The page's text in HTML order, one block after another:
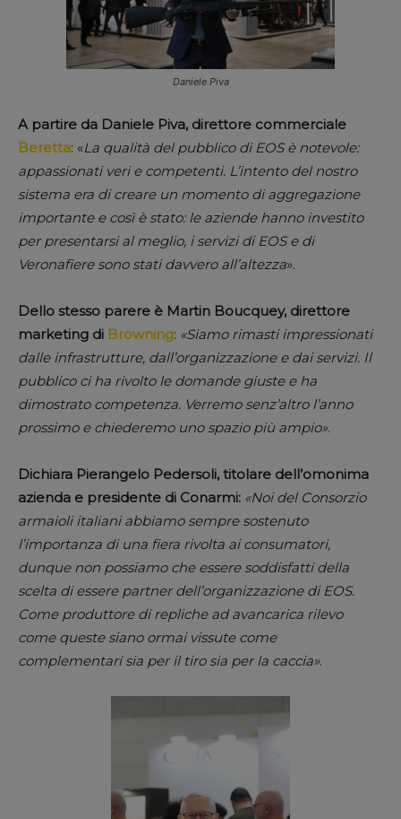
Daniele Piva
A partire da Daniele Piva, direttore commerciale
Beretta: «La qualità del pubblico di EOS è notevole:
appassionati veri e competenti. L’intento del nostro
sistema era di creare un momento di aggregazione
importante e così è stato: le aziende hanno investito
per presentarsi al meglio, i servizi di EOS e di
Veronafiere sono stati davvero all’altezza».
Dello stesso parere è Martin Boucquey, direttore
marketing di Browning: «Siamo rimasti impressionati
dalle infrastrutture, dall’organizzazione e dai servizi. Il
pubblico ci ha rivolto le domande giuste e ha
dimostrato competenza. Verremo senz’altro l’anno
prossimo e chiederemo uno spazio più ampio».
Dichiara Pierangelo Pedersoli, titolare dell’omonima
azienda e presidente di Conarmi: «Noi del Consorzio
armaioli italiani abbiamo sempre sostenuto
l’importanza di una fiera rivolta ai consumatori,
dunque non possiamo che essere soddisfatti della
scelta di essere partner dell’organizzazione di EOS.
Come produttore di repliche ad avancarica rilevo
come queste siano ormai vissute come
complementari sia per il tiro sia per la caccia».